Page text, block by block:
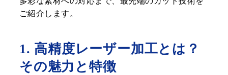
ご紹介します。
1. 高精度レーザー加工とは？
その魅力と特徴